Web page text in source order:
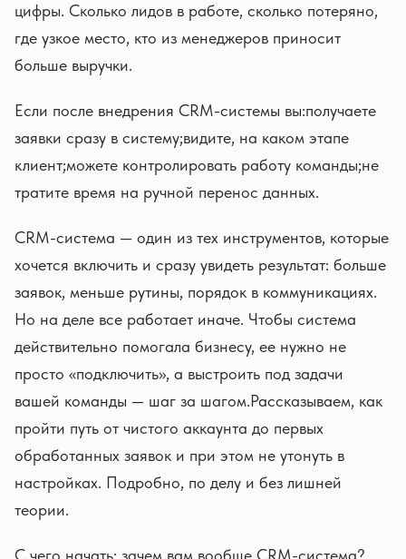
цифры. Сколько лидов в работе, сколько потеряно,
где узкое место, кто из менеджеров приносит
больше выручки.
Если после внедрения CRM-системы вы:получаете
заявки сразу в систему;видите, на каком этапе
клиент;можете контролировать работу команды;не
тратите время на ручной перенос данных.
CRM-система — один из тех инструментов, которые
хочется включить и сразу увидеть результат: больше
заявок, меньше рутины, порядок в коммуникациях.
Но на деле все работает иначе. Чтобы система
действительно помогала бизнесу, ее нужно не
просто «подключить», а выстроить под задачи
вашей команды — шаг за шагом.Рассказываем, как
пройти путь от чистого аккаунта до первых
обработанных заявок и при этом не утонуть в
настройках. Подробно, по делу и без лишней
теории.
С чего начать: зачем вам вообще CRM-система?